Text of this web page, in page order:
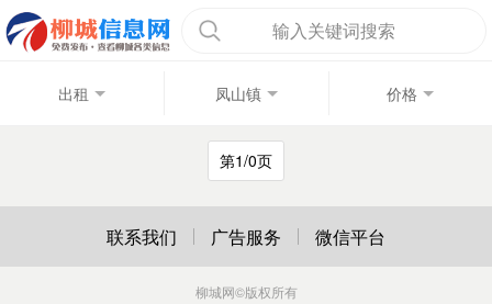
输入关键词搜索
出租 凤山镇 价格
第1/0页
联系我们 广告服务 微信平台
柳城网©版权所有